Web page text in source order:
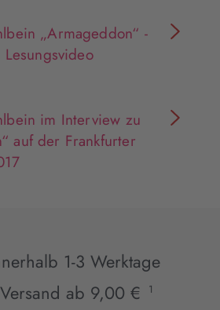
„Armageddon“ -
Lesungsvideo
im Interview zu
auf der Frankfurter
1-3 Werktage
ab 9,00 €
1